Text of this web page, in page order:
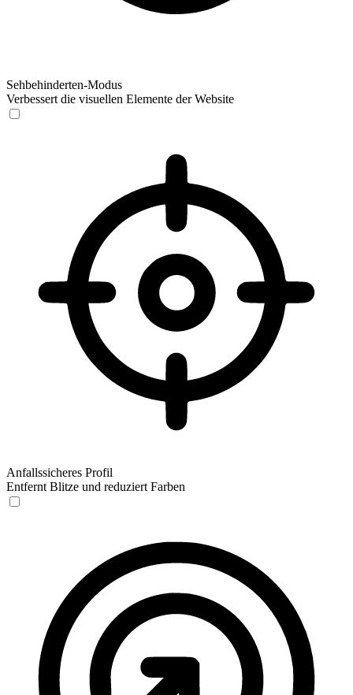
Sehbehinderten-Modus
Verbessert die visuellen Elemente der Website
Anfallssicheres Profil
Entfernt Blitze und reduziert Farben